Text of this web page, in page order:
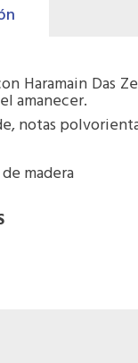
Haramain
amanecer.
notas
madera